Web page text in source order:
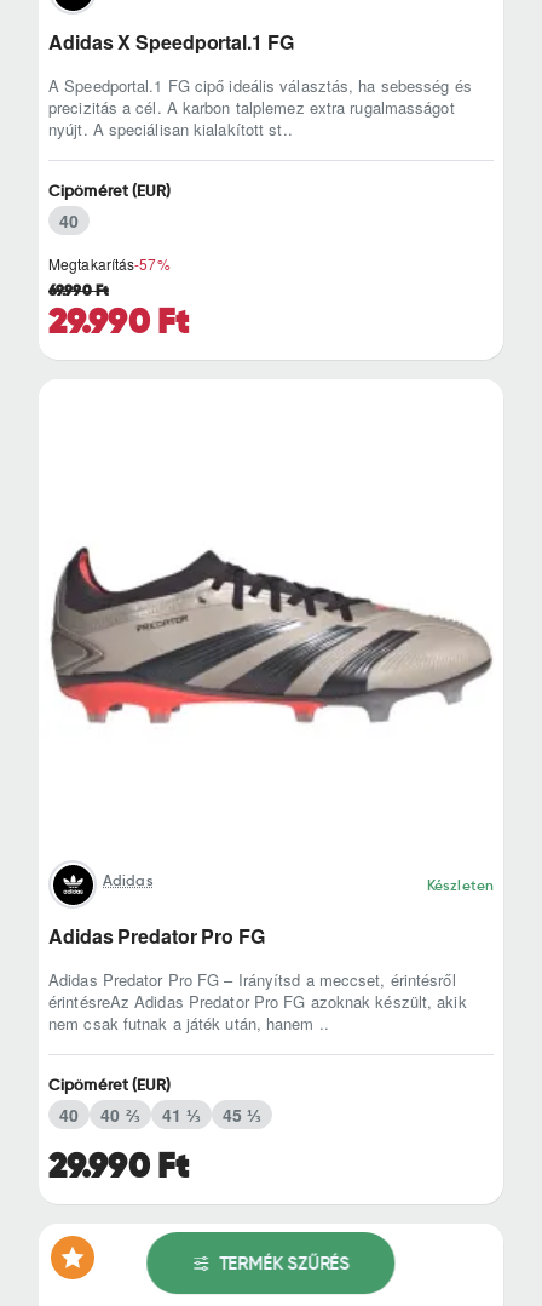
Adidas X Speedportal.1 FG
A Speedportal.1 FG cipő ideális választás, ha sebesség és
precizitás a cél. A karbon talplemez extra rugalmasságot
nyújt. A speciálisan kialakított st..
Megtakarítás-57%
29.990 Ft
69.990 Ft
Cipőméret (EUR)
40
Adidas Készleten
Adidas Predator Pro FG
Adidas Predator Pro FG – Irányítsd a meccset, érintésről
érintésreAz Adidas Predator Pro FG azoknak készült, akik
nem csak futnak a játék után, hanem ..
29.990 Ft
Cipőméret (EUR)
40 40 ⅔ 41 ⅓ 45 ⅓
TERMÉK SZŰRÉS